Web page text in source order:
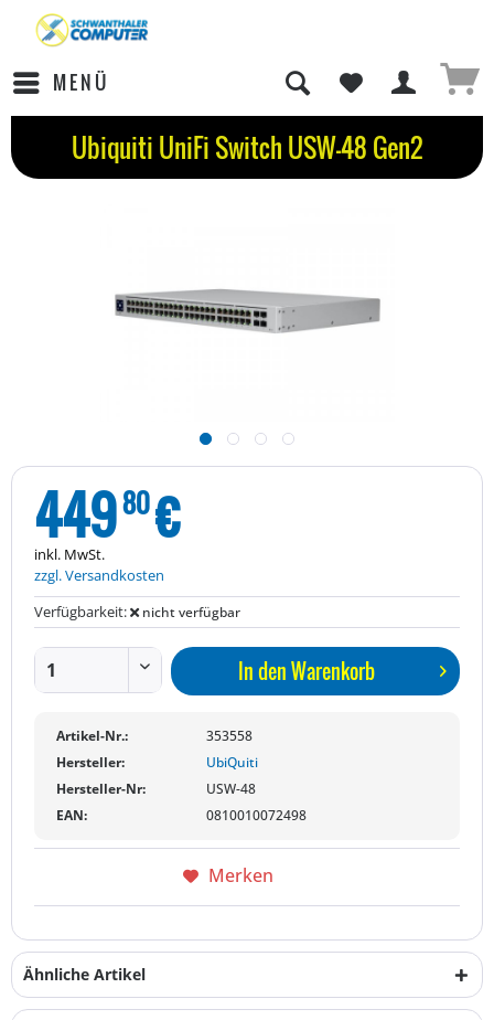
MENÜ
Ubiquiti UniFi Switch USW-48 Gen2
44980€
inkl. MwSt.
zzgl. Versandkosten
Verfügbarkeit:
nicht verfügbar
In denWarenkorb
Artikel-Nr.:
353558
Hersteller:
UbiQuiti
Hersteller-Nr:
USW-48
EAN:
0810010072498
Merken
Ähnliche Artikel